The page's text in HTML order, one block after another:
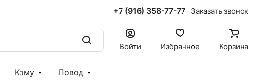
+7 (916) 358-77-77 Заказать звонок
Войти Избранное Корзина
Кому Повод